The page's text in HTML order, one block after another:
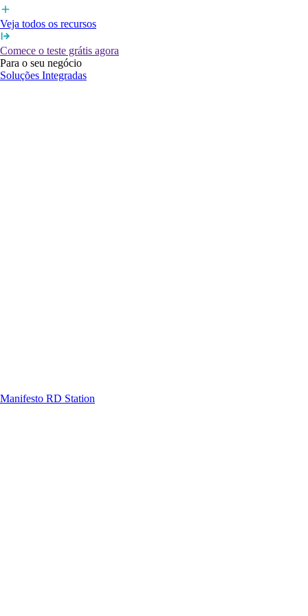
Veja todos os recursos
Comece o teste grátis agora
Para o seu negócio
Soluções Integradas
Manifesto RD Station